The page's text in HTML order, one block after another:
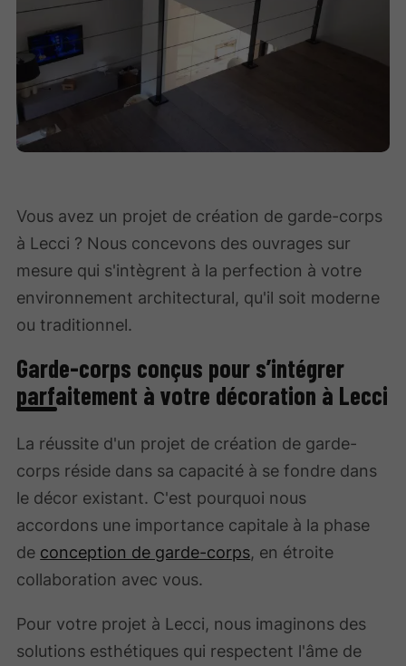
Vous avez un projet de création de garde-corps
à Lecci ? Nous concevons des ouvrages sur
mesure qui s'intègrent à la perfection à votre
environnement architectural, qu'il soit moderne
ou traditionnel.
Garde-corps conçus pour s’intégrer
parfaitement à votre décoration à Lecci
La réussite d'un projet de création de garde-
corps réside dans sa capacité à se fondre dans
le décor existant. C'est pourquoi nous
accordons une importance capitale à la phase
de conception de garde-corps, en étroite
collaboration avec vous.
Pour votre projet à Lecci, nous imaginons des
solutions esthétiques qui respectent l'âme de